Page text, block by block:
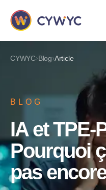
CYWYC›Blog›Article
BLOG
IA et TPE-
Pourquoi
pas